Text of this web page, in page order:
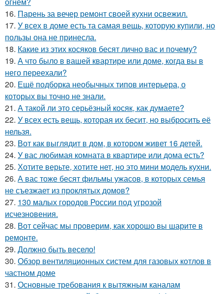
16. Парень за вечер ремонт своей кухни освежил.
17. У всех в доме есть та самая вещь, которую купили, но
пользы она не принесла.
18. Какие из этих косяков бесят лично вас и почему?
19. А что было в вашей квартире или доме, когда вы в
него переехали?
20. Ещё подборка необычных типов интерьера, о
которых вы точно не знали.
21. А такой ли это серьёзный косяк, как думаете?
22. У всех есть вещь, которая их бесит, но выбросить её
нельзя.
23. Вот как выглядит в дом, в котором живет 16 детей.
24. У вас любимая комната в квартире или дома есть?
25. Хотите верьте, хотите нет, но это мини модель кухни.
26. А вас тоже бесят фильмы ужасов, в которых семья
не съезжает из проклятых домов?
27. 130 малых городов России под угрозой
исчезновения.
28. Вот сейчас мы проверим, как хорошо вы шарите в
ремонте.
29. Должно быть весело!
30. Обзор вентиляционных систем для газовых котлов в
частном доме
31. Основные требования к вытяжным каналам